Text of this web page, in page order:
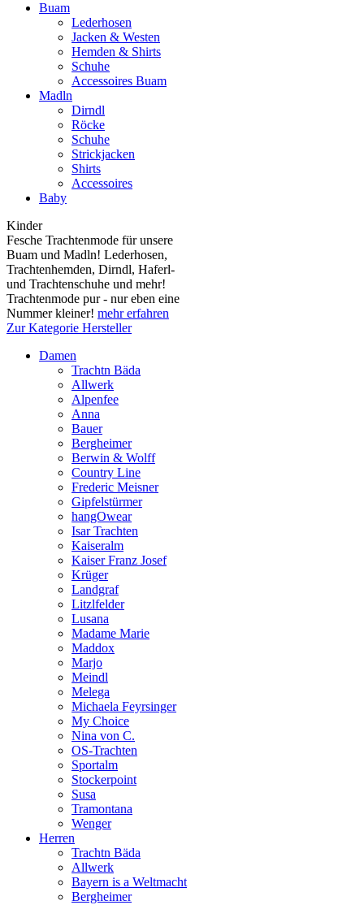
Buam
Lederhosen
Jacken & Westen
Hemden & Shirts
Schuhe
Accessoires Buam
Madln
Dirndl
Röcke
Schuhe
Strickjacken
Shirts
Accessoires
Baby
Kinder
Fesche Trachtenmode für unsere
Buam und Madln! Lederhosen,
Trachtenhemden, Dirndl, Haferl-
und Trachtenschuhe und mehr!
Trachtenmode pur - nur eben eine
Nummer kleiner! mehr erfahren
Zur Kategorie Hersteller
Damen
Trachtn Bäda
Allwerk
Alpenfee
Anna
Bauer
Bergheimer
Berwin & Wolff
Country Line
Frederic Meisner
Gipfelstürmer
hangOwear
Isar Trachten
Kaiseralm
Kaiser Franz Josef
Krüger
Landgraf
Litzlfelder
Lusana
Madame Marie
Maddox
Marjo
Meindl
Melega
Michaela Feyrsinger
My Choice
Nina von C.
OS-Trachten
Sportalm
Stockerpoint
Susa
Tramontana
Wenger
Herren
Trachtn Bäda
Allwerk
Bayern is a Weltmacht
Bergheimer